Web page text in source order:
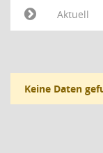
Aktuell
Keine Daten